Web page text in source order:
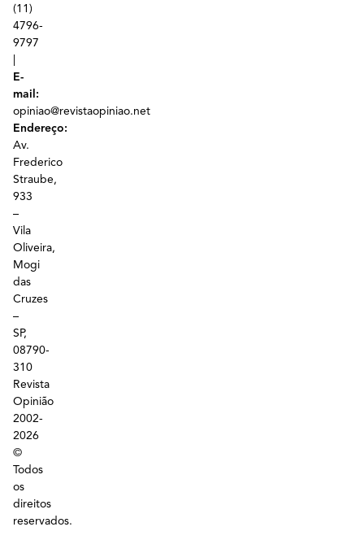
(11)
4796-
9797
E-
mail:
opiniao@revistaopiniao.net
Endereço:
Av.
Frederico
Straube,
933
–
Vila
Oliveira,
Mogi
das
Cruzes
–
SP,
08790-
310
Revista
Opinião
2002-
2026
©
Todos
os
direitos
reservados.